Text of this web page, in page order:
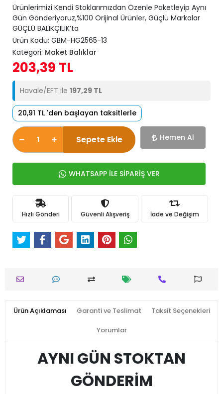
Ürünlerimizi Kendi Stoklarımızdan Özenle Paketleyip Aynı
Gün Gönderiyoruz,%100 Orijinal Ürünler, Güçlü Markalar
GÜÇLÜ BALIKÇILIK’ta
Ürün Kodu: GBM-HG2565-13
Kategori: Maket Balıklar
203,39 TL
Havale/EFT ile 197,29 TL
20,91 TL 'den başlayan taksitlerle
Sepete Ekle Hemen Al
WHATSAPP İLE SİPARİŞ VER
Hızlı Gönderi Güvenli Alışveriş İade ve Değişim
Ürün Açıklaması Garanti ve Teslimat Taksit Seçenekleri
Yorumlar
AYNI GÜN STOKTAN
GÖNDERİM